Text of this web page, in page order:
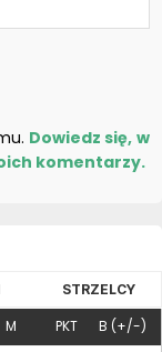
Dowiedz się, w
komentarzy.
STRZELCY
M PKT B (+/-)